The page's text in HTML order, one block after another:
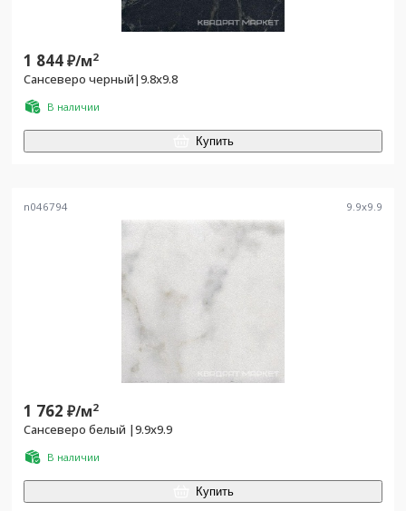
1 844₽/м2
Сансеверо черный|9.8х9.8
В наличии
Купить
n046794 9.9x9.9
1 762 ₽/м2
Сансеверо белый |9.9х9.9
В наличии
Купить